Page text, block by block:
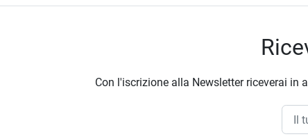
Con l'iscrizione alla Newsletter riceverai